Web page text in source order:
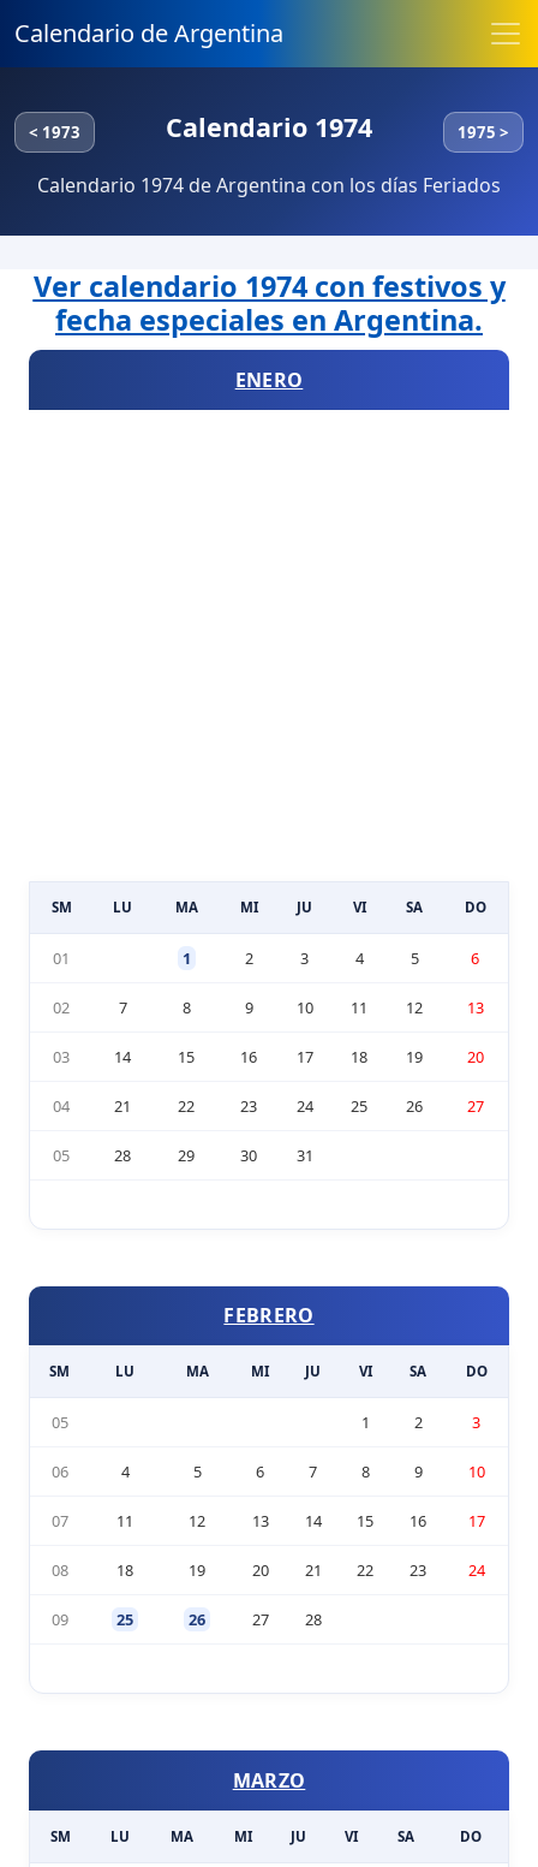
Calendario de Argentina
< 1973 Calendario 1974 1975 >
Calendario 1974 de Argentina con los días Feriados
Ver calendario 1974 con festivos y
fecha especiales en Argentina.
ENERO
SM LU MA MI JU VI SA DO
01 1 2 3 4 5 6
02 7 8 9 10 11 12 13
03 14 15 16 17 18 19 20
04 21 22 23 24 25 26 27
05 28 29 30 31
FEBRERO
SM LU MA MI JU VI SA DO
05 1 2 3
06 4 5 6 7 8 9 10
07 11 12 13 14 15 16 17
08 18 19 20 21 22 23 24
09 25 26 27 28
MARZO
SM LU MA MI JU VI SA DO